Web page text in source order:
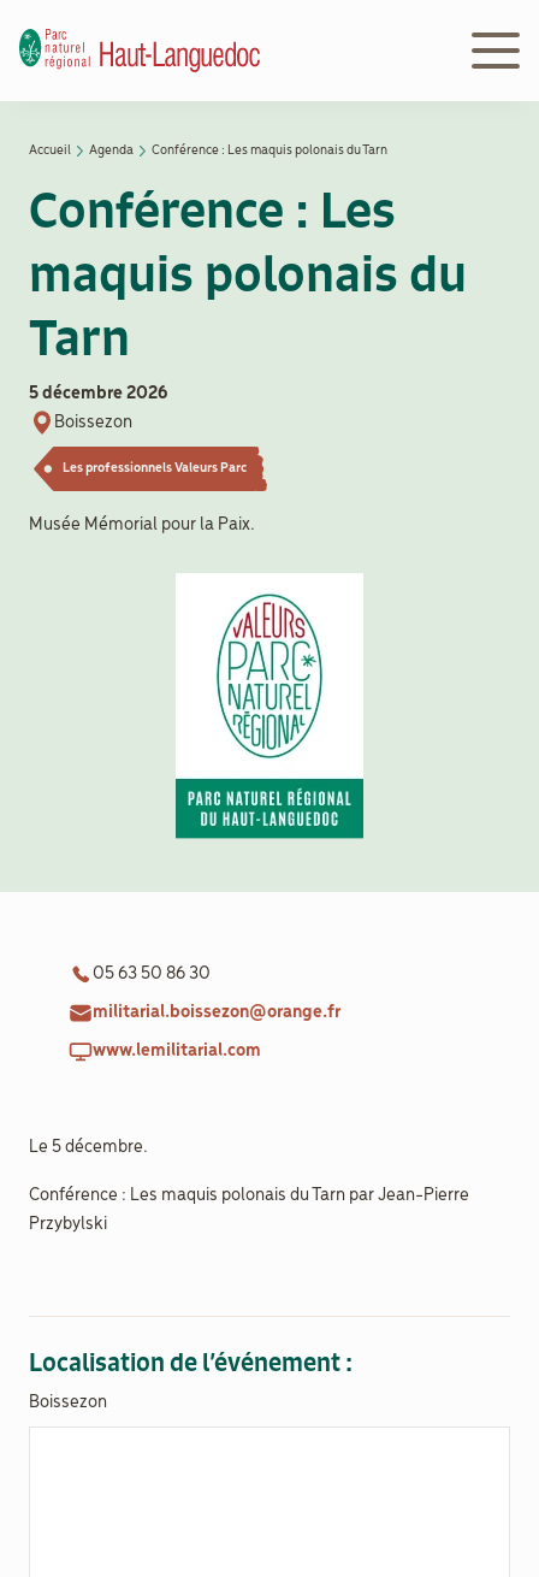
contenu
principal
Découvrir
Le
en
action
Le
Parc
vous
Agenda
Contact
Recherche
d'Ariane
Accueil Agenda Conférence : Les maquis polonais du Tarn
Conférence : Les
maquis polonais du
Tarn
5 décembre 2026
Boissezon
Les professionnels Valeurs Parc
Musée Mémorial pour la Paix.
05 63 50 86 30
militarial.boissezon@orange.fr
www.lemilitarial.com
Le 5 décembre.
Conférence : Les maquis polonais du Tarn par Jean-Pierre
Przybylski
Localisation de l’événement :
Boissezon